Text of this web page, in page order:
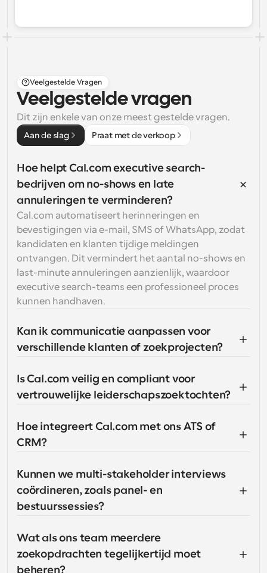
Veelgestelde Vragen
Veelgestelde vragen
Dit zijn enkele van onze meest gestelde vragen.
Aan de slag Praat met de verkoop
Hoe helpt Cal.com executive search-
bedrijven om no-shows en late
annuleringen te verminderen?
Cal.com automatiseert herinneringen en
bevestigingen via e-mail, SMS of WhatsApp, zodat
kandidaten en klanten tijdige meldingen
ontvangen. Dit vermindert het aantal no-shows en
last-minute annuleringen aanzienlijk, waardoor
executive search-teams een professioneel proces
kunnen handhaven.
Kan ik communicatie aanpassen voor
verschillende klanten of zoekprojecten?
Is Cal.com veilig en compliant voor
vertrouwelijke leiderschapszoektochten?
Hoe integreert Cal.com met ons ATS of
CRM?
Kunnen we multi-stakeholder interviews
coördineren, zoals panel- en
bestuurssessies?
Wat als ons team meerdere
zoekopdrachten tegelijkertijd moet
beheren?